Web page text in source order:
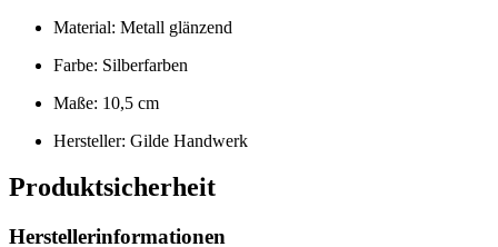
Material: Metall glänzend
Farbe: Silberfarben
Maße: 10,5 cm
Hersteller: Gilde Handwerk
Produktsicherheit
Herstellerinformationen